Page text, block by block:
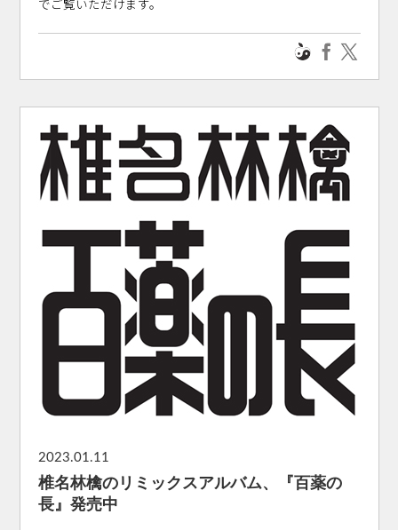
2023.01.11
椎名林檎のリミックスアルバム、『百薬の
長』発売中